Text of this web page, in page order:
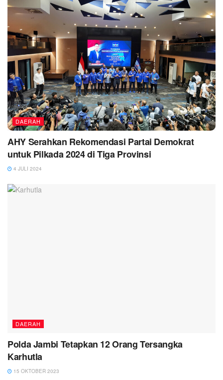
DAERAH
AHY Serahkan Rekomendasi Partai Demokrat
untuk Pilkada 2024 di Tiga Provinsi
4 JULI 2024
DAERAH
Polda Jambi Tetapkan 12 Orang Tersangka
Karhutla
15 OKTOBER 2023